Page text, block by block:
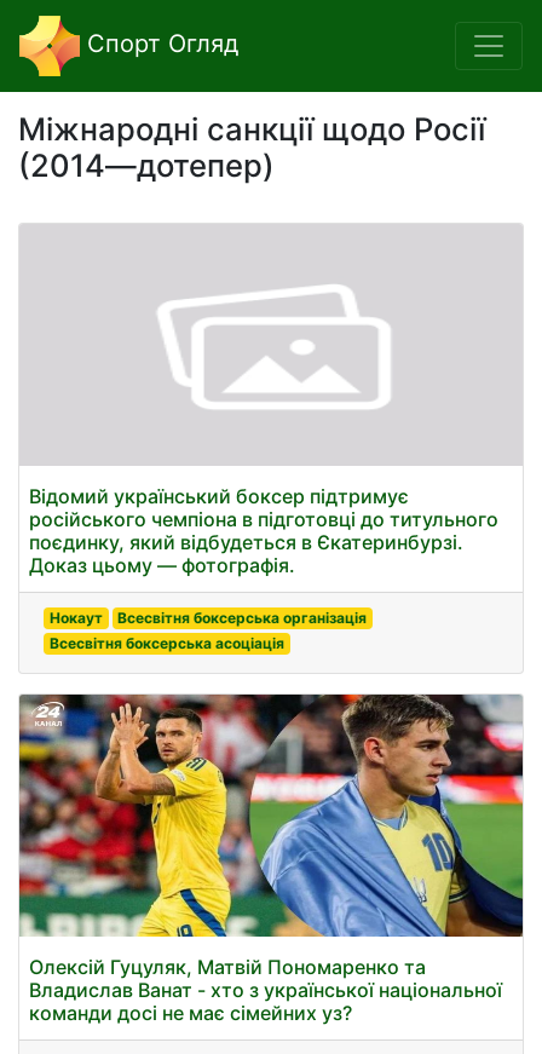
Спорт Огляд
Міжнародні санкції щодо Росії
(2014—дотепер)
Відомий український боксер підтримує
російського чемпіона в підготовці до титульного
поєдинку, який відбудеться в Єкатеринбурзі.
Доказ цьому — фотографія.
Нокаут
Всесвітня боксерська організація
Всесвітня боксерська асоціація
Олексій Гуцуляк, Матвій Пономаренко та
Владислав Ванат - хто з української національної
команди досі не має сімейних уз?